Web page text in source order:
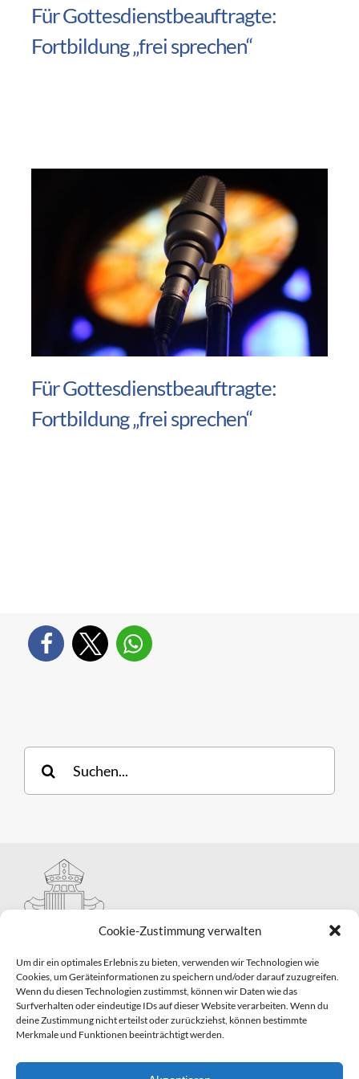
Cookie-Zustimmung verwalten
Um dir ein optimales Erlebnis zu bieten, verwenden wir Technologien wie
Cookies, um Geräteinformationen zu speichern und/oder darauf zuzugreifen.
Wenn du diesen Technologien zustimmst, können wir Daten wie das
Surfverhalten oder eindeutige IDs auf dieser Website verarbeiten. Wenn du
deine Zustimmung nicht erteilst oder zurückziehst, können bestimmte
Merkmale und Funktionen beeinträchtigt werden.
Für Gottesdienstbeauftragte:
Fortbildung „frei sprechen“
Für Gottesdienstbeauftragte:
Fortbildung „frei sprechen“
Suche
nach:
Hauptabteilung II – Seelsorge
Pastorale Grunddienste und Sakramentenpastoral
Telefon: 0821 3166-2593
gemeindepastoral@bistum-augsburg.de